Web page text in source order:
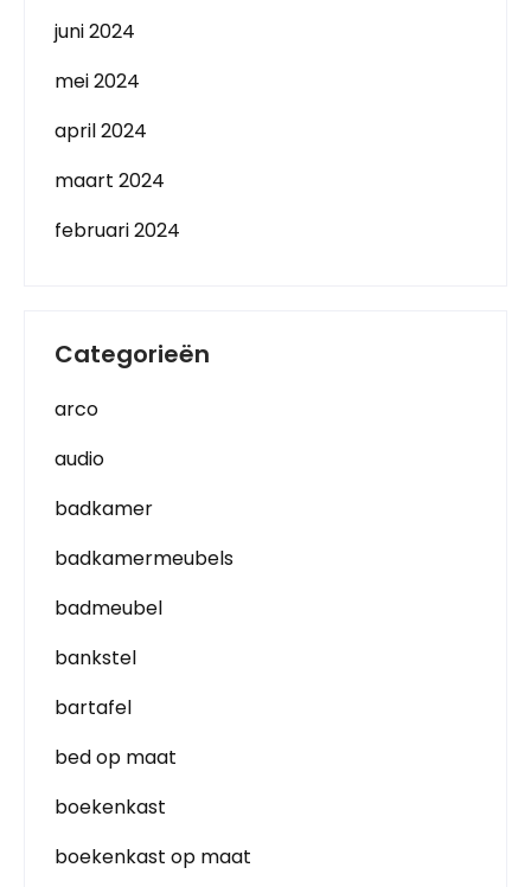
juni 2024
mei 2024
april 2024
maart 2024
februari 2024
Categorieën
arco
audio
badkamer
badkamermeubels
badmeubel
bankstel
bartafel
bed op maat
boekenkast
boekenkast op maat